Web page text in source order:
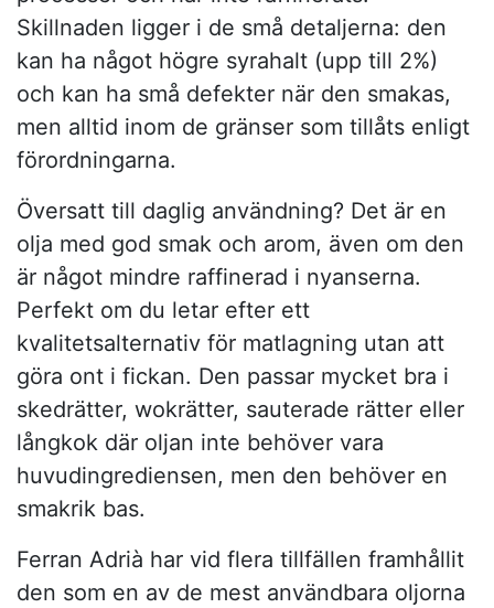
Skillnaden ligger i de små detaljerna: den
kan ha något högre syrahalt (upp till 2%)
och kan ha små defekter när den smakas,
men alltid inom de gränser som tillåts enligt
förordningarna.
Översatt till daglig användning? Det är en
olja med god smak och arom, även om den
är något mindre raffinerad i nyanserna.
Perfekt om du letar efter ett
kvalitetsalternativ för matlagning utan att
göra ont i fickan. Den passar mycket bra i
skedrätter, wokrätter, sauterade rätter eller
långkok där oljan inte behöver vara
huvudingrediensen, men den behöver en
smakrik bas.
Ferran Adrià har vid flera tillfällen framhållit
den som en av de mest användbara oljorna